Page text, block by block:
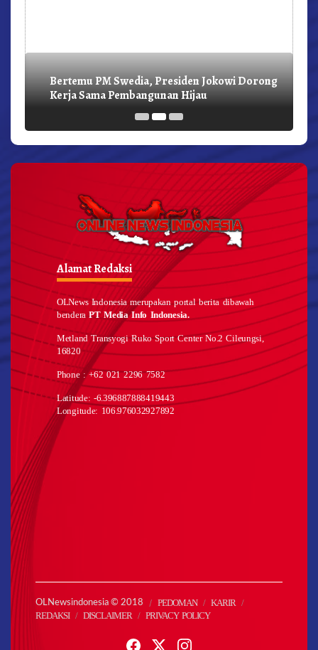
Bertemu PM Swedia, Presiden Jokowi Dorong
Kerja Sama Pembangunan Hijau
Alamat Redaksi
OLNews Indonesia merupakan portal berita dibawah
benderaPT Media Info Indonesia.
Metland Transyogi Ruko Sport Center No.2 Cileungsi,
16820
Phone : +62 021 2296 7582
Latitude: -6.396887888419443
Longitude: 106.976032927892
OLNewsindonesia © 2018 PEDOMAN
KARIR
REDAKSI
DISCLAIMER PRIVACY POLICY